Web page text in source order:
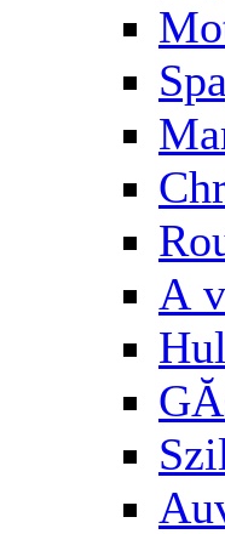
A